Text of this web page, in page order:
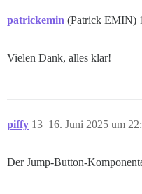
patrickemin (Patrick EMIN)
Vielen Dank, alles klar!
piffy 16. Juni 2025 um
13
Der Jump-Button-